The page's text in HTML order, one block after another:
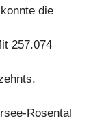
die
257.074
Rosental